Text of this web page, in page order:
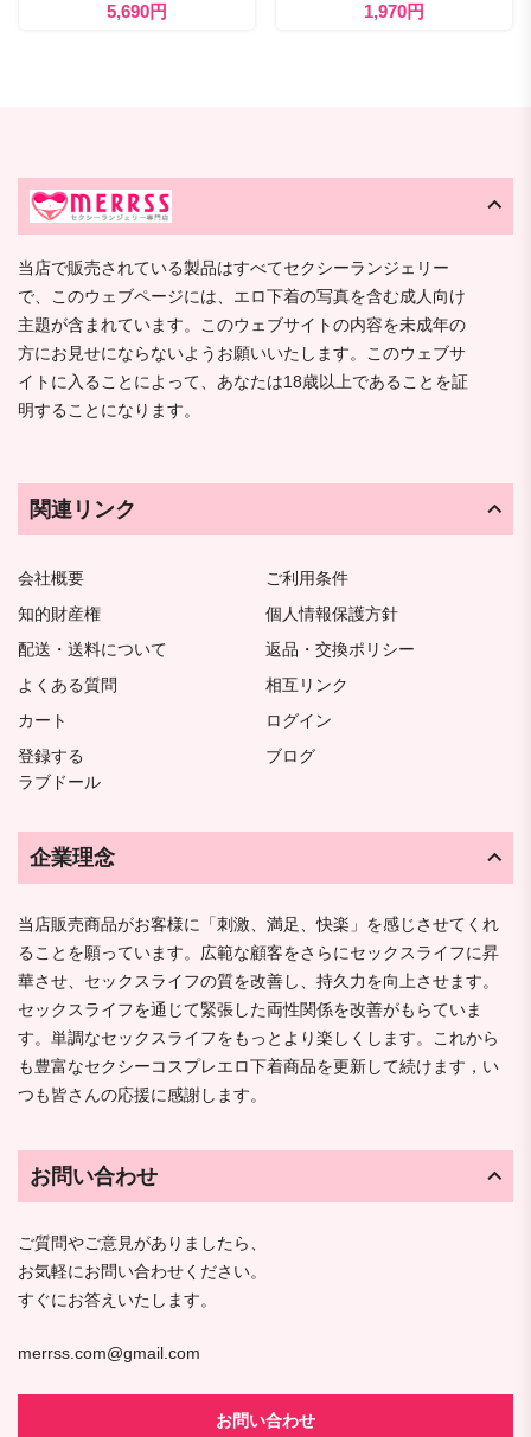
5,690円 1,970円
当店で販売されている製品はすべてセクシーランジェリー
で、このウェブページには、エロ下着の写真を含む成人向け
主題が含まれています。このウェブサイトの内容を未成年の
方にお見せにならないようお願いいたします。このウェブサ
イトに入ることによって、あなたは18歳以上であることを証
明することになります。
関連リンク
会社概要
ご利用条件
知的財産権
個人情報保護方針
配送・送料について
返品・交換ポリシー
よくある質問
相互リンク
カート
ログイン
登録する
ブログ
ラブドール
企業理念
当店販売商品がお客様に「刺激、満足、快楽」を感じさせてくれ
ることを願っています。広範な顧客をさらにセックスライフに昇
華させ、セックスライフの質を改善し、持久力を向上させます。
セックスライフを通じて緊張した両性関係を改善がもらていま
す。単調なセックスライフをもっとより楽しくします。これから
も豊富なセクシーコスプレエロ下着商品を更新して続けます，い
つも皆さんの応援に感謝します。
お問い合わせ
ご質問やご意見がありましたら、
お気軽にお問い合わせください。
すぐにお答えいたします。
merrss.com@gmail.com
お問い合わせ